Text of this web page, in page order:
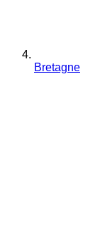
Bretagne